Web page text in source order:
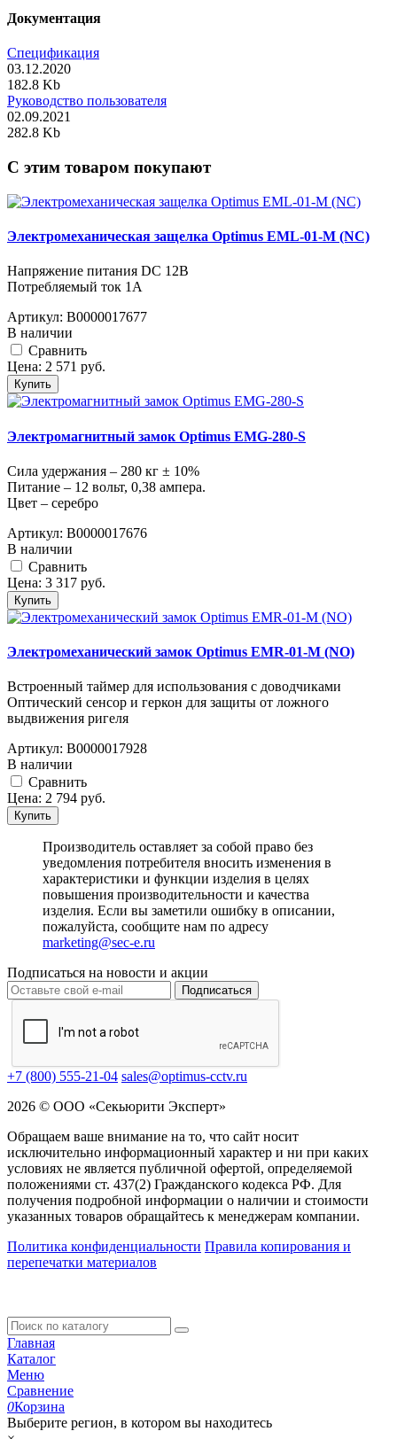
Документация
Спецификация
03.12.2020
182.8 Kb
Руководство пользователя
02.09.2021
282.8 Kb
C этим товаром покупают
Электромеханическая защелка Optimus EML-01-M (NC)
Напряжение питания DC 12В
Потребляемый ток 1A
Артикул: В0000017677
В наличии
Cравнить
Цена: 2 571 руб.
Купить
Электромагнитный замок Optimus EMG-280-S
Сила удержания – 280 кг ± 10%
Питание – 12 вольт, 0,38 ампера.
Цвет – серебро
Артикул: В0000017676
В наличии
Cравнить
Цена: 3 317 руб.
Купить
Электромеханический замок Optimus EMR-01-M (NO)
Встроенный таймер для использования с доводчиками
Оптический сенсор и геркон для защиты от ложного
выдвижения ригел­­я
Артикул: В0000017928
В наличии
Cравнить
Цена: 2 794 руб.
Купить
Производитель оставляет за собой право без
уведомления потребителя вносить изменения в
характеристики и функции изделия в целях
повышения производительности и качества
изделия. Если вы заметили ошибку в описании,
пожалуйста, сообщите нам по адресу
marketing@sec-e.ru
Подписаться на новости и акции
Подписаться
+7 (800) 555-21-04 sales@optimus-cctv.ru
2026 © ООО «Секьюрити Эксперт»
Обращаем ваше внимание на то, что сайт носит
исключительно информационный характер и ни при каких
условиях не является публичной офертой, определяемой
положениями ст. 437(2) Гражданского кодекса РФ. Для
получения подробной информации о наличии и стоимости
указанных товаров обращайтесь к менеджерам компании.
Политика конфиденциальности Правила копирования и
перепечатки материалов
Главная
Каталог
Меню
Сравнение
0Корзина
Выберите регион, в котором вы находитесь